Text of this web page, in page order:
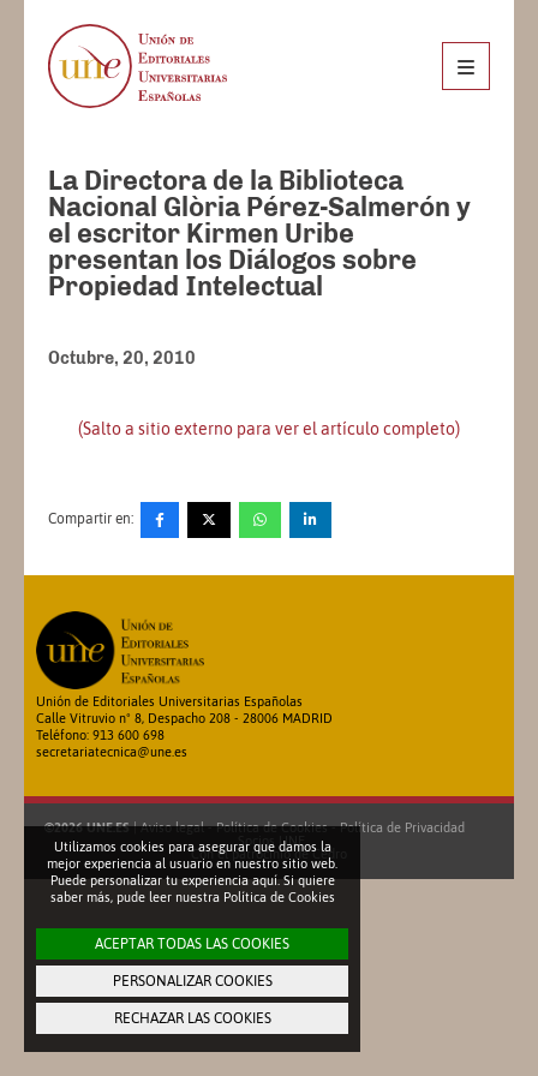
La Directora de la Biblioteca
Nacional Glòria Pérez-Salmerón y
el escritor Kirmen Uribe
presentan los Diálogos sobre
Propiedad Intelectual
Octubre, 20, 2010
(Salto a sitio externo para ver el artículo completo)
Compartir en:
Unión de Editoriales Universitarias Españolas
Calle Vitruvio nº 8, Despacho 208 - 28006 MADRID
Teléfono: 913 600 698
secretariatecnica@une.es
©2026 UNE.ES|Aviso legal-Política de Cookies-Política de Privacidad
Socios UNE
Con el patrocinio deCedro
Utilizamos cookies para asegurar que damos la
mejor experiencia al usuario en nuestro sitio web.
Puede personalizar tu experiencia aquí. Si quiere
saber más, pude leer nuestra Política de Cookies
ACEPTAR TODAS LAS COOKIES
PERSONALIZAR COOKIES
RECHAZAR LAS COOKIES